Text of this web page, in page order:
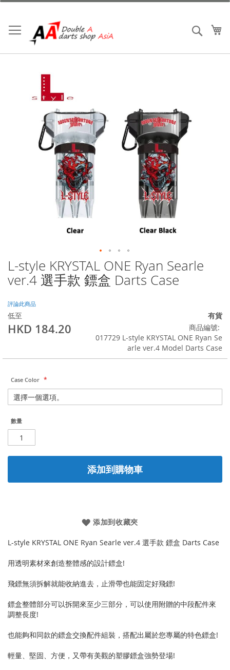
跳
內
容
搜索
L-style KRYSTAL ONE Ryan Searle
ver.4 選手款 鏢盒 Darts Case
評論此商品
低至
HKD 184.20
有貨
商品編號
017729 L-style KRYSTAL ONE Ryan Se
arle ver.4 Model Darts Case
Case Color
數量
添加到購物車
添加到收藏夾
L-style KRYSTAL ONE Ryan Searle ver.4 選手款 鏢盒 Darts Case
用透明素材來創造整體感的設計鏢盒!
飛鏢無須拆解就能收納進去，止滑帶也能固定好飛鏢!
鏢盒整體部分可以拆開來至少三部分，可以使用附贈的中段配件來
調整長度!
也能夠和同款的鏢盒交換配件組裝，搭配出屬於您專屬的特色鏢盒!
輕量、堅固、方便，又帶有美觀的塑膠鏢盒強勢登場!
Skip
to
the
of
the
images
gallery